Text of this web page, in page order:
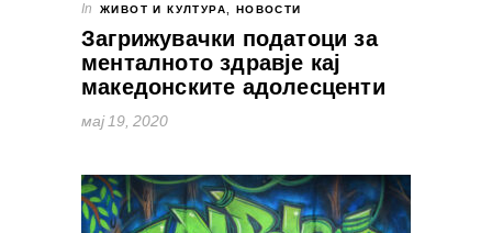
In ЖИВОТ И КУЛТУРА, НОВОСТИ
Загрижувачки податоци за
менталното здравје кај
македонските адолесценти
мај 19, 2020